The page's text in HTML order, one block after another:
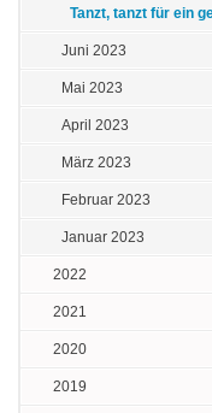
Tanzt, tanzt für ein
Juni 2023
Mai 2023
April 2023
März 2023
Februar 2023
Januar 2023
2022
2021
2020
2019